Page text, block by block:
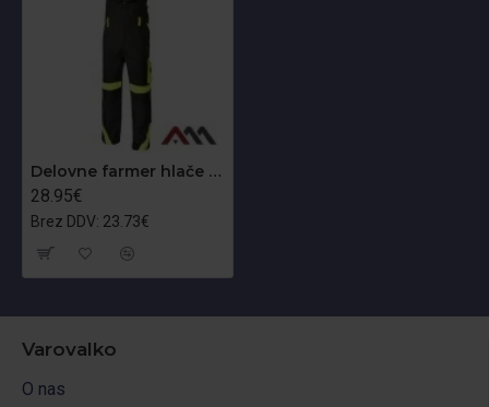
Delovne farmer hlače Classic Vis
28.95€
Brez DDV: 23.73€
Varovalko
O nas